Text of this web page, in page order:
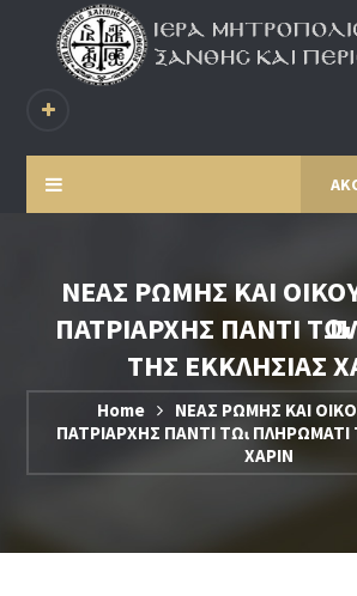
ΝΕΑΣ ΡΩΜΗΣ ΚΑΙ
ΠΑΤΡΙΑΡΧΗΣ ΠΑΝΤΙ Τῼ
ΤΗΣ ΕΚΚΛΗΣΙΑΣ
Home
ΝΕΑΣ ΡΩΜΗΣ ΚΑΙ
ΠΑΤΡΙΑΡΧΗΣ ΠΑΝΤΙ Τῼ ΠΛΗΡΩΜΑΤΙ
ΧΑΡΙΝ